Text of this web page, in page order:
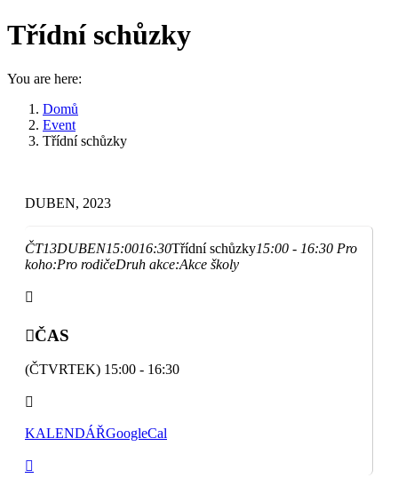
Třídní schůzky
You are here:
Domů
Event
Třídní schůzky
DUBEN, 2023
ČT13DUBEN15:0016:30Třídní schůzky15:00 - 16:30 Pro
koho:Pro rodičeDruh akce:Akce školy
ČAS
(ČTVRTEK) 15:00 - 16:30
KALENDÁŘGoogleCal